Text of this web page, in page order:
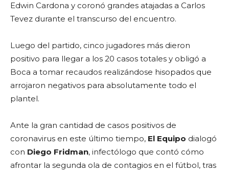
Edwin Cardona y coronó grandes atajadas a Carlos
Tevez durante el transcurso del encuentro.
Luego del partido, cinco jugadores más dieron
positivo para llegar a los 20 casos totales y obligó a
Boca a tomar recaudos realizándose hisopados que
arrojaron negativos para absolutamente todo el
plantel.
Ante la gran cantidad de casos positivos de
coronavirus en este último tiempo, El Equipo dialogó
con Diego Fridman, infectólogo que contó cómo
afrontar la segunda ola de contagios en el fútbol, tras